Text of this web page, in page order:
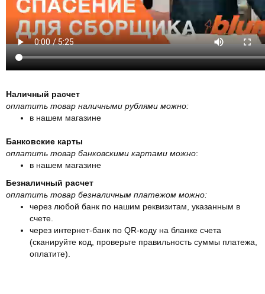
Наличный расчет
оплатить товар наличными рублями можно:
в нашем магазине
Банковские карты
оплатить товар банковскими картами можно:
в нашем магазине
Безналичный расчет
оплатить товар безналичным платежом можно:
через любой банк по нашим реквизитам, указанным в
счете.
через интернет-банк по QR-коду на бланке счета
(сканируйте код, проверьте правильность суммы платежа,
оплатите).